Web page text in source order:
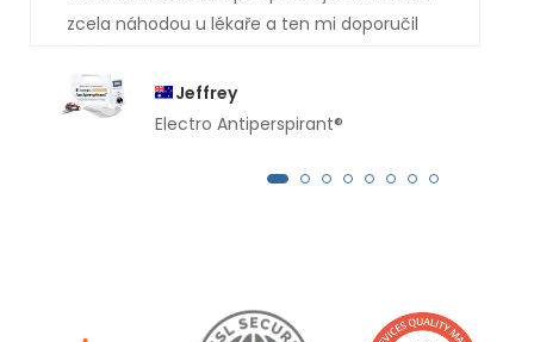
zcela náhodou u lékaře a ten mi doporučil
absolutně suchá . Ty potůčky potu, které mi
dříve stékaly po obličeji, jsou pryč. Moc vám
Jeffrey
Electro Antiperspirant®